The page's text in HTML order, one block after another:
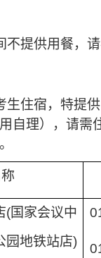
不提供用餐，
生住宿，特提
用自理），请需
(国家会议中
园地铁站店)